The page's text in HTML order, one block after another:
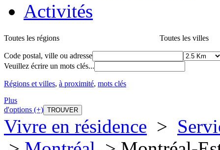
Activités
Toutes les régions Toutes les villes
Code postal, ville ou adresse
Veuillez écrire un mots clés...
Régions et villes, à proximité, mots clés
Plus
d'options (+)
Vivre en résidence >